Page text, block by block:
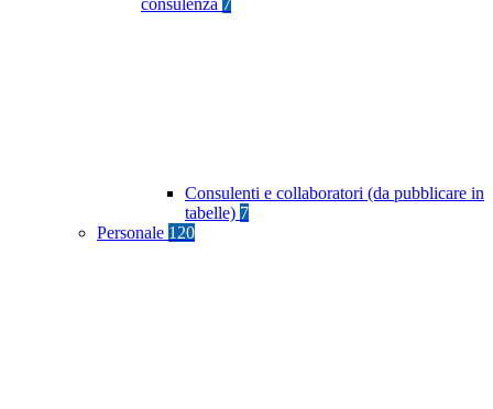
consulenza 7
Consulenti e collaboratori (da pubblicare in
tabelle) 7
Personale 120